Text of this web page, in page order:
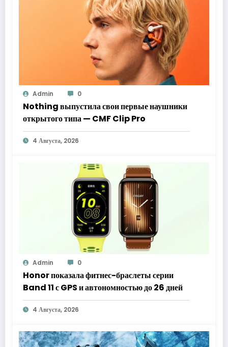
Admin 0
Nothing выпустила свои первые наушники
открытого типа — CMF Clip Pro
4 Августа, 2026
Admin 0
Honor показала фитнес-браслеты серии
Band 11 с GPS и автономностью до 26 дней
4 Августа, 2026